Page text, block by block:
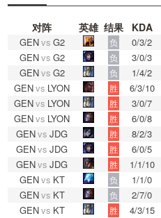
对阵 英雄 结果 KDA
GENvs G2 负 0/3/2
GENvs G2 负 3/0/3
GENvs G2 负 1/4/2
GENvs LYON 胜 6/3/10
GENvs LYON 胜 3/0/7
GENvs LYON 胜 6/0/8
GENvs JDG 胜 8/2/3
GENvs JDG 胜 6/0/5
GENvs JDG 胜 1/1/10
GENvs KT 负 1/1/0
GENvs KT 负 2/7/0
GENvs KT 胜 4/3/15